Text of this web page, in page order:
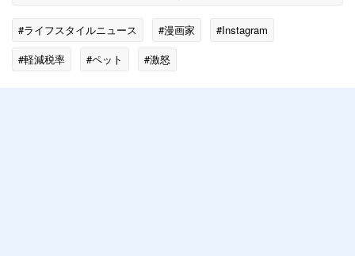
#ライフスタイルニュース #漫画家
#Instagram
#軽減税率
#ペット #激怒